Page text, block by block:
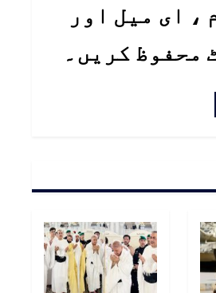
، ای میل اور
محفوظ کریں۔